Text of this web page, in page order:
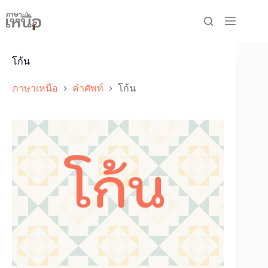
to
content
โก้น
ภาษาเหนือ คำศัพท์ โก้น